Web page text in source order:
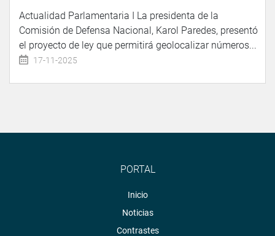
Actualidad Parlamentaria I La presidenta de la
Comisión de Defensa Nacional, Karol Paredes, presentó
el proyecto de ley que permitirá geolocalizar números...
17-11-2025
PORTAL
Inicio
Noticias
Contrastes